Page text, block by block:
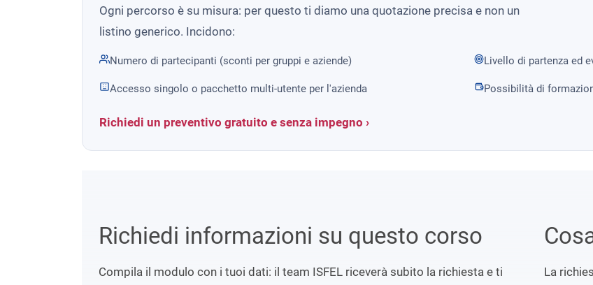
Ogni percorso è su misura: per questo ti diamo una quotazione precisa e non un
listino generico. Incidono:
Numero di partecipanti (sconti per gruppi e aziende) Livello di partenza ed
Accesso singolo o pacchetto multi-utente per l'azienda Possibilità di
Richiedi un preventivo gratuito e senza impegno ›
Richiedi informazioni su questo corso
Compila il modulo con i tuoi dati: il team ISFEL riceverà subito la richiesta e ti
La